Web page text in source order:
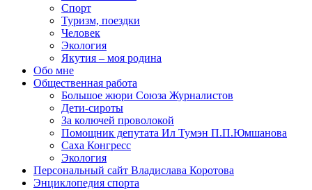
Спорт
Туризм, поездки
Человек
Экология
Якутия – моя родина
Обо мне
Общественная работа
Большое жюри Союза Журналистов
Дети-сироты
За колючей проволокой
Помощник депутата Ил Тумэн П.П.Юмшанова
Саха Конгресс
Экология
Персональный сайт Владислава Коротова
Энциклопедия спорта